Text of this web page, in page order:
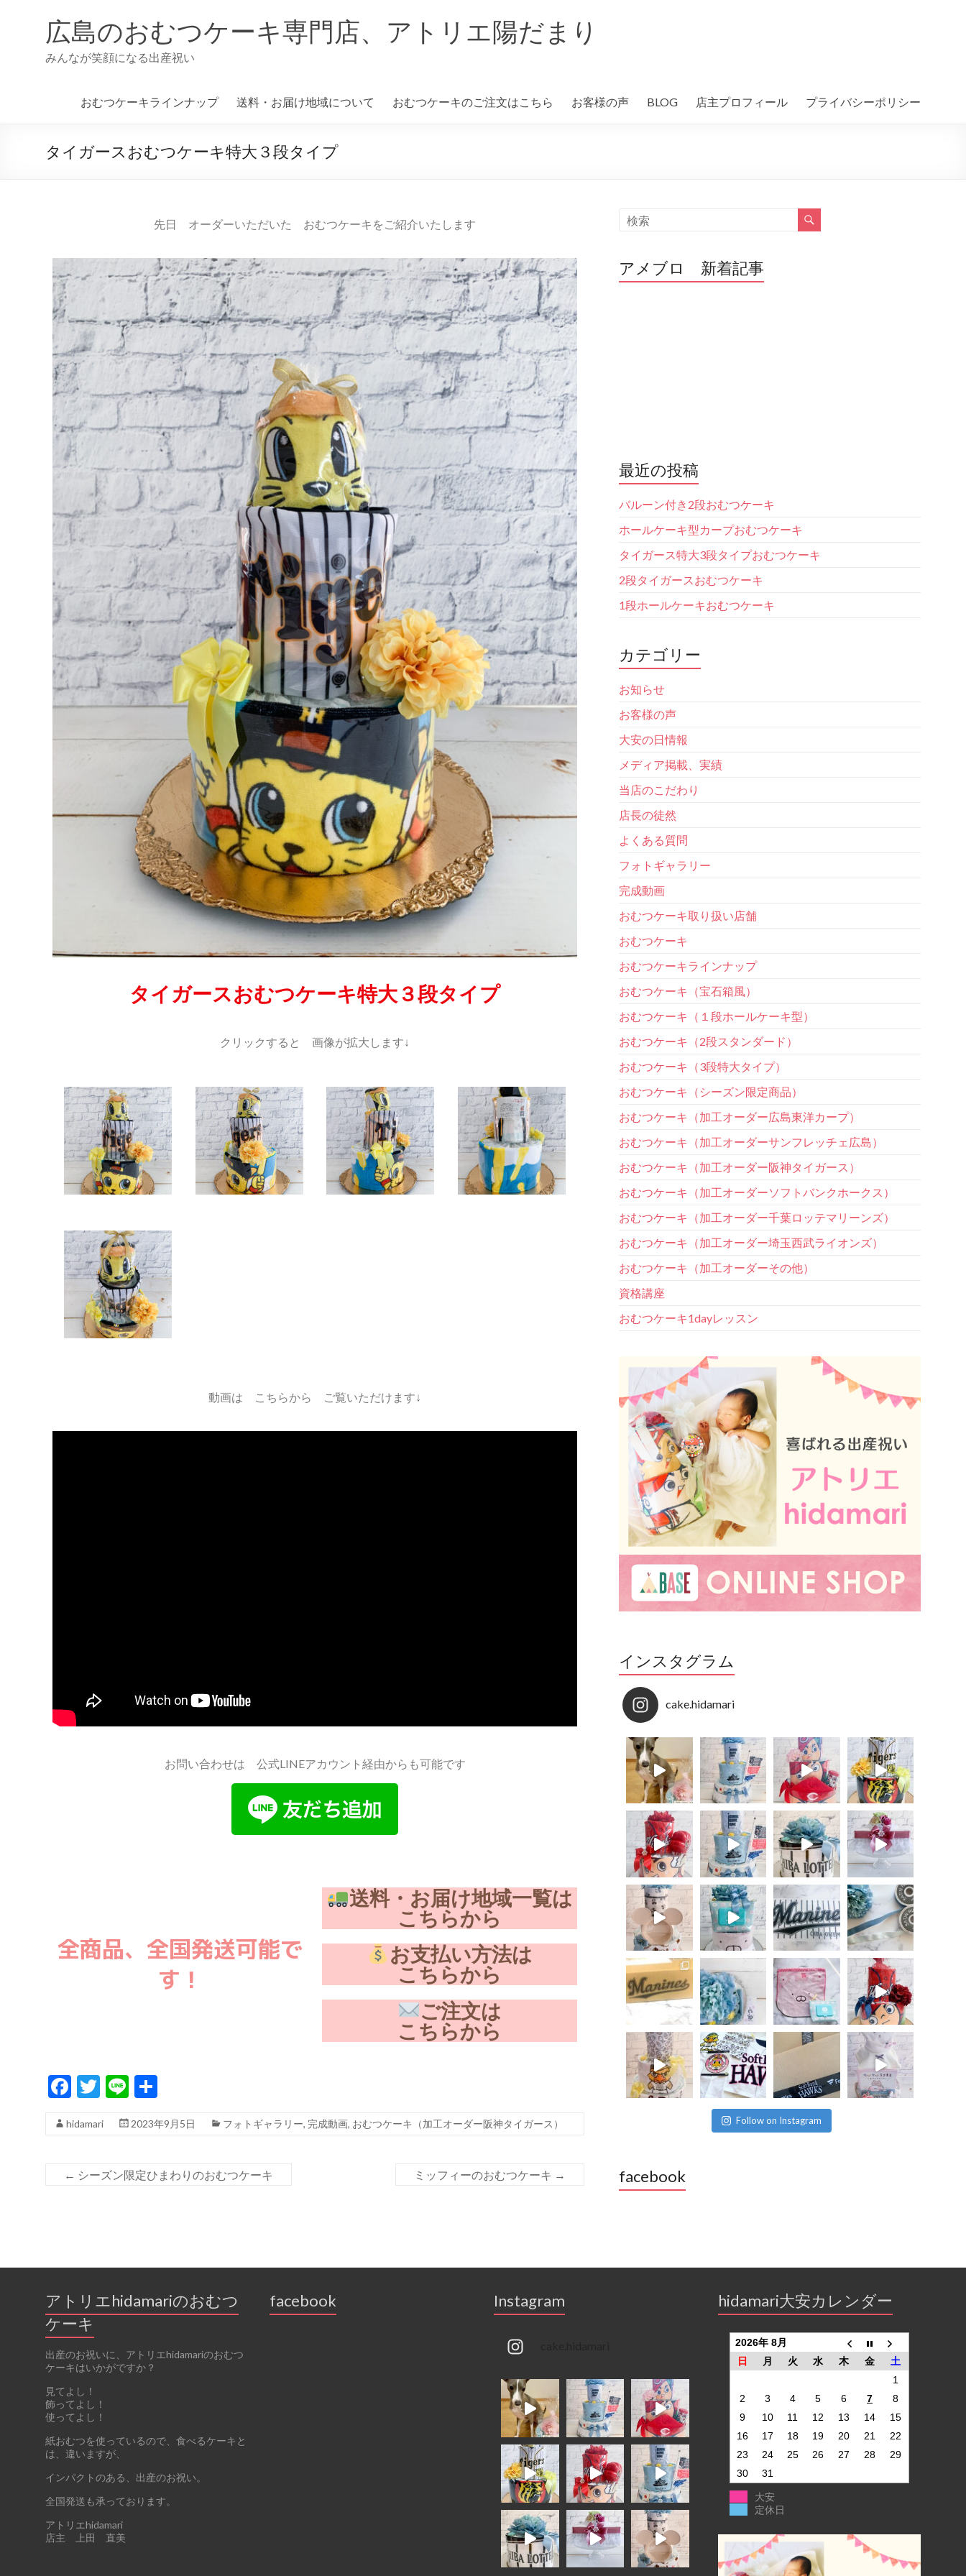
広島のおむつケーキ専門店、アトリエ陽だまり
みんなが笑顔になる出産祝い
おむつケーキラインナップ 送料・お届け地域について おむつケーキのご注文はこちら お客様の声 BLOG 店主プロフィール プライバシーポリシー
タイガースおむつケーキ特大３段タイプ
先日 オーダーいただいた おむつケーキをご紹介いたします
タイガースおむつケーキ特大３段タイプ
クリックすると 画像が拡大します↓
動画は こちらから ご覧いただけます↓
お問い合わせは 公式LINEアカウント経由からも可能です
全商品、全国発送可能で
す！
送料・お届け地域一覧は
こちらから
お支払い方法は
こちらから
ご注文は
こちらから
F
e
o
T
itt
Li
e
hidamari 2023年9月5日 フォトギャラリー, 完成動画, おむつケーキ（加工オーダー阪神タイガース）
← シーズン限定ひまわりのおむつケーキ ミッフィーのおむつケーキ →
アメブロ 新着記事
最近の投稿
バルーン付き2段おむつケーキ
ホールケーキ型カープおむつケーキ
タイガース特大3段タイプおむつケーキ
2段タイガースおむつケーキ
1段ホールケーキおむつケーキ
カテゴリー
お知らせ
お客様の声
大安の日情報
メディア掲載、実績
当店のこだわり
店長の徒然
よくある質問
フォトギャラリー
完成動画
おむつケーキ取り扱い店舗
おむつケーキ
おむつケーキラインナップ
おむつケーキ（宝石箱風）
おむつケーキ（１段ホールケーキ型）
おむつケーキ（2段スタンダード）
おむつケーキ（3段特大タイプ）
おむつケーキ（シーズン限定商品）
おむつケーキ（加工オーダー広島東洋カープ）
おむつケーキ（加工オーダーサンフレッチェ広島）
おむつケーキ（加工オーダー阪神タイガース）
おむつケーキ（加工オーダーソフトバンクホークス）
おむつケーキ（加工オーダー千葉ロッテマリーンズ）
おむつケーキ（加工オーダー埼玉西武ライオンズ）
おむつケーキ（加工オーダーその他）
資格講座
おむつケーキ1dayレッスン
インスタグラム
cake.hidamari
Follow on Instagram
facebook
アトリエhidamariのおむつ
ケーキ
出産のお祝いに、アトリエhidamariのおむつ
ケーキはいかがですか？
見てよし！
飾ってよし！
使ってよし！
紙おむつを使っているので、食べるケーキと
は、違いますが、
インパクトのある、出産のお祝い。
全国発送も承っております。
アトリエhidamari
店主 上田 直美
facebook Instagram hidamari大安カレンダー
2026年 8月
日
月 火 水 木 金
土
1
2
3 4 5 6 7
8
9
10 11 12 13 14
15
16
17 18 19 20 21
22
23
24 25 26 27 28
29
30
31
大安
定休日